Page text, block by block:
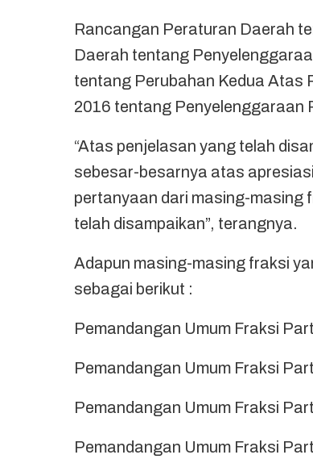
Rancangan Peraturan Daerah
Daerah tentang
tentang Perubahan Kedua Atas
2016 tentang Penyelenggaraan
“Atas penjelasan yang telah
sebesar-besarnya atas
pertanyaan dari masing-masing
telah disampaikan”, terangnya.
Adapun masing-masing fraksi
sebagai berikut :
Pemandangan Umum Fraksi
Pemandangan Umum Fraksi
Pemandangan Umum Fraksi
Pemandangan Umum Fraksi